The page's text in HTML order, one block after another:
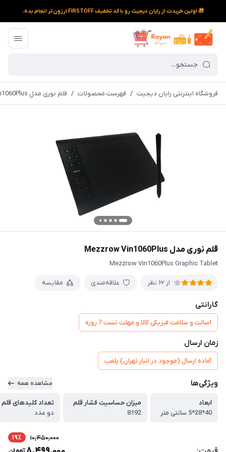
🎁 اولین خریدت از رایان دیجیت رو با کد تخفیف FIRSTOFF ارزون‌تر انجام بده.
فروشگاه اینترنتی رایان دیجیت / فهرست محصولات / قلم نوری مدل Mezzrow Vin1060Plus
قلم نوری مدل Mezzrow Vin1060Plus
Mezzrow Vin1060Plus Graphic Tablet
از 62 نظر علاقه‌مندی مقایسه
گارانتی
اصالت و سلامت فیزیکی کالا و مهلت تست 7 روزه
زمان ارسال
آماده ارسال (موجود در انبار تهران) پلمب
ویژگی‌ها مشاهده همه
ابعاد
40*28*5 سانتی متر
میزان حساسیت فشار قلم
8192
تعداد کلیدهای قلم
دو عدد
10,450,000 19٪